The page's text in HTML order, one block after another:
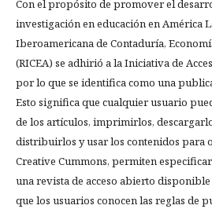
Con el propósito de promover el
investigación en educación en América
Iberoamericana de Contaduría,
(RICEA) se adhirió a la Iniciativa de
por lo que se identifica como una
Esto significa que cualquier usuario
de los artículos, imprimirlos,
distribuirlos y usar los contenidos para
Creative Cummons, permiten
una revista de acceso abierto
que los usuarios conocen las reglas de